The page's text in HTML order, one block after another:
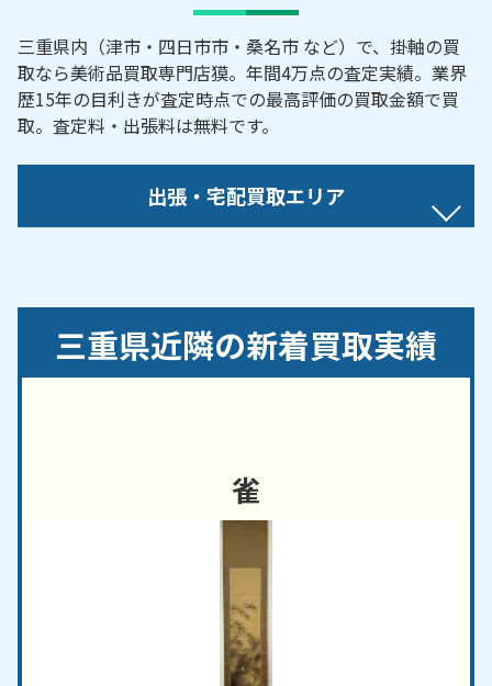
三重県内（津市・四日市市・桑名市 など）で、掛軸の買
取なら美術品買取専門店獏。年間4万点の査定実績。業界
歴15年の目利きが査定時点での最高評価の買取金額で買
取。査定料・出張料は無料です。
出張・宅配買取エリア
四日市市
三重県近隣の新着買取実績
雀